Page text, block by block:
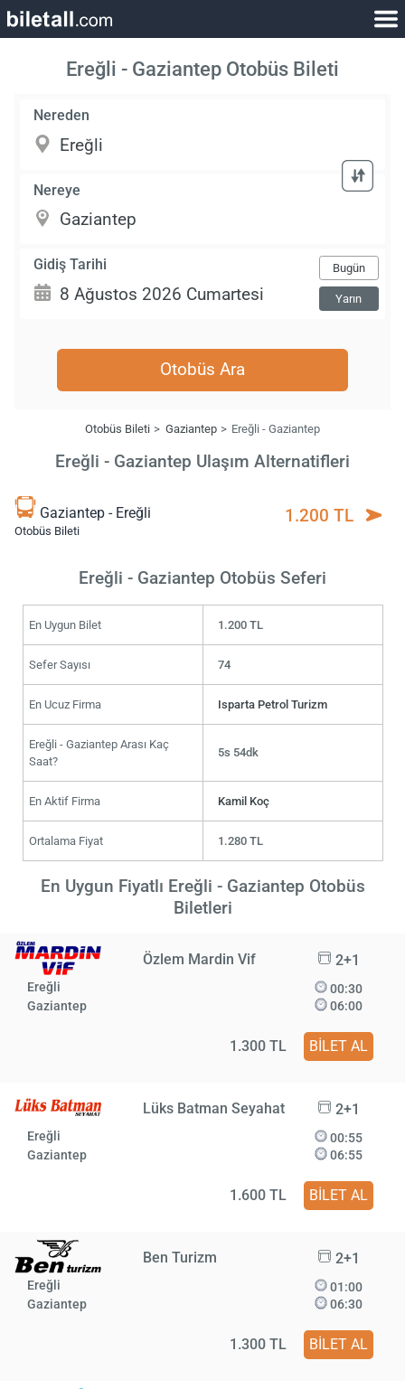
Ereğli - Gaziantep Otobüs Bileti
Nereden
Nereye
Gidiş Tarihi Bugün
Yarın
Otobüs Ara
Otobüs Bileti Gaziantep Ereğli - Gaziantep
Ereğli - Gaziantep Ulaşım Alternatifleri
Gaziantep - Ereğli
Otobüs Bileti
1.200 TL
Ereğli - Gaziantep Otobüs Seferi
En Uygun Bilet 1.200 TL
Sefer Sayısı 74
En Ucuz Firma Isparta Petrol Turizm
Ereğli - Gaziantep Arası Kaç
Saat?
5s 54dk
En Aktif Firma Kamil Koç
Ortalama Fiyat 1.280 TL
En Uygun Fiyatlı Ereğli - Gaziantep Otobüs
Biletleri
Özlem Mardin Vif 2+1
Ereğli
Gaziantep
00:30
06:00
1.300 TL BİLET AL
Lüks Batman Seyahat 2+1
Ereğli
Gaziantep
00:55
06:55
1.600 TL BİLET AL
Ben Turizm 2+1
Ereğli
Gaziantep
01:00
06:30
1.300 TL BİLET AL